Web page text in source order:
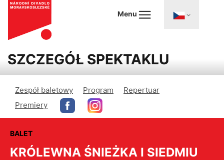
Menu
SZCZEGÓŁ SPEKTAKLU
Zespół baletowy Program
Repertuar
Premiery
BALET
KRÓLEWNA ŚNIEŻKA I SIEDMIU